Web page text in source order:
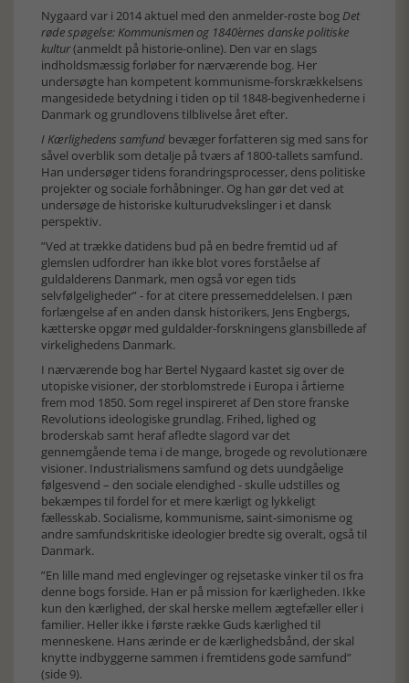
Nygaard var i 2014 aktuel med den anmelder-roste bogDet
røde spøgelse: Kommunismen og 1840´ernes danske politiske
kultur(anmeldt på historie-online). Den var en slags
indholdsmæssig forløber for nærværende bog. Her
undersøgte han kompetent kommunisme-forskrækkelsens
mangesidede betydning i tiden op til 1848-begivenhederne i
Danmark og grundlovens tilblivelse året efter.
I Kærlighedens samfund bevæger forfatteren sig med sans for
såvel overblik som detalje på tværs af 1800-tallets samfund.
Han undersøger tidens forandringsprocesser, dens politiske
projekter og sociale forhåbninger. Og han gør det ved at
undersøge de historiske kulturudvekslinger i et dansk
perspektiv.
”Ved at trække datidens bud på en bedre fremtid ud af
glemslen udfordrer han ikke blot vores forståelse af
guldalderens Danmark, men også vor egen tids
selvfølgeligheder” - for at citere pressemeddelelsen. I pæn
forlængelse af en anden dansk historikers, Jens Engbergs,
kætterske opgør med guldalder-forskningens glansbillede af
virkelighedens Danmark.
I nærværende bog har Bertel Nygaard kastet sig over de
utopiske visioner, der storblomstrede i Europa i årtierne
frem mod 1850. Som regel inspireret af Den store franske
Revolutions ideologiske grundlag. Frihed, lighed og
broderskab samt heraf afledte slagord var det
gennemgående tema i de mange, brogede og revolutionære
visioner. Industrialismens samfund og dets uundgåelige
følgesvend – den sociale elendighed - skulle udstilles og
bekæmpes til fordel for et mere kærligt og lykkeligt
fællesskab. Socialisme, kommunisme, saint-simonisme og
andre samfundskritiske ideologier bredte sig overalt, også til
Danmark.
”En lille mand med englevinger og rejsetaske vinker til os fra
denne bogs forside. Han er på mission for kærligheden. Ikke
kun den kærlighed, der skal herske mellem ægtefæller eller i
familier. Heller ikke i første række Guds kærlighed til
menneskene. Hans ærinde er de kærlighedsbånd, der skal
knytte indbyggerne sammen i fremtidens gode samfund”
(side 9).